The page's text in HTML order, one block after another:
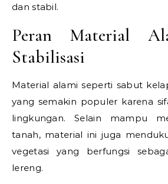
dan stabil.
Peran Material
Stabilisasi
Material alami seperti sabut
yang semakin populer karena
lingkungan. Selain mampu
tanah, material ini juga
vegetasi yang berfungsi
lereng.